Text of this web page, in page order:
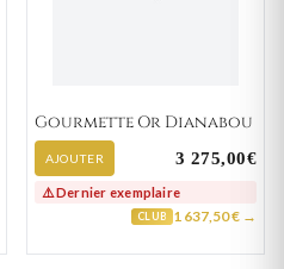
Gourmette Or Dianabou
AJOUTER 3 275,00€
⚠️ Dernier exemplaire
CLUB 1 637,50 € →